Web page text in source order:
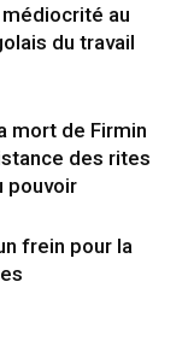
au
du travail
mort de Firmin
des rites
pouvoir
frein pour la